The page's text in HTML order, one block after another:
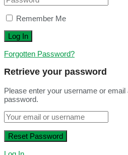
Remember Me
Forgotten Password?
Retrieve your password
Please enter your username or
password.